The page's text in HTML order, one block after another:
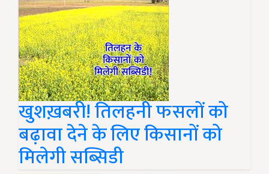
खुशख़बरी! तिलहनी फसलों को
बढ़ावा देने के लिए किसानों को
मिलेगी सब्सिडी